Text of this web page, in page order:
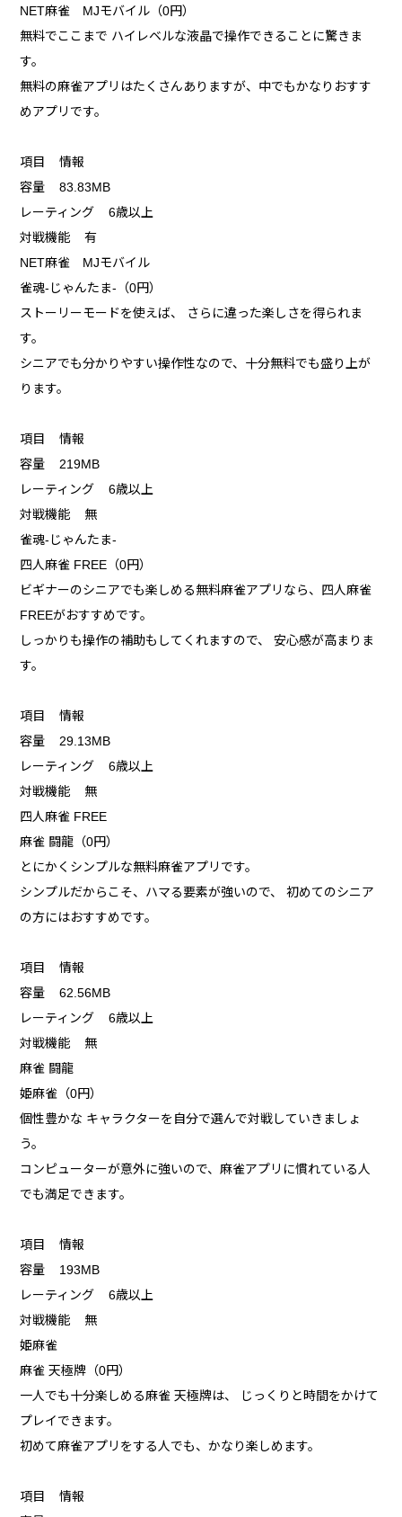
NET麻雀 MJモバイル（0円）
無料でここまで ハイレベルな液晶で操作できることに驚きま
す。
無料の麻雀アプリはたくさんありますが、中でもかなりおすす
めアプリです。
項目 情報
容量 83.83MB
レーティング 6歳以上
対戦機能 有
NET麻雀 MJモバイル
雀魂‐じゃんたま‐（0円）
ストーリーモードを使えば、 さらに違った楽しさを得られま
す。
シニアでも分かりやすい操作性なので、十分無料でも盛り上が
ります。
項目 情報
容量 219MB
レーティング 6歳以上
対戦機能 無
雀魂‐じゃんたま‐
四人麻雀 FREE（0円）
ビギナーのシニアでも楽しめる無料麻雀アプリなら、四人麻雀
FREEがおすすめです。
しっかりも操作の補助もしてくれますので、 安心感が高まりま
す。
項目 情報
容量 29.13MB
レーティング 6歳以上
対戦機能 無
四人麻雀 FREE
麻雀 闘龍（0円）
とにかくシンプルな無料麻雀アプリです。
シンプルだからこそ、ハマる要素が強いので、 初めてのシニア
の方にはおすすめです。
項目 情報
容量 62.56MB
レーティング 6歳以上
対戦機能 無
麻雀 闘龍
姫麻雀（0円）
個性豊かな キャラクターを自分で選んで対戦していきましょ
う。
コンピューターが意外に強いので、麻雀アプリに慣れている人
でも満足できます。
項目 情報
容量 193MB
レーティング 6歳以上
対戦機能 無
姫麻雀
麻雀 天極牌（0円）
一人でも十分楽しめる麻雀 天極牌は、 じっくりと時間をかけて
プレイできます。
初めて麻雀アプリをする人でも、かなり楽しめます。
項目 情報